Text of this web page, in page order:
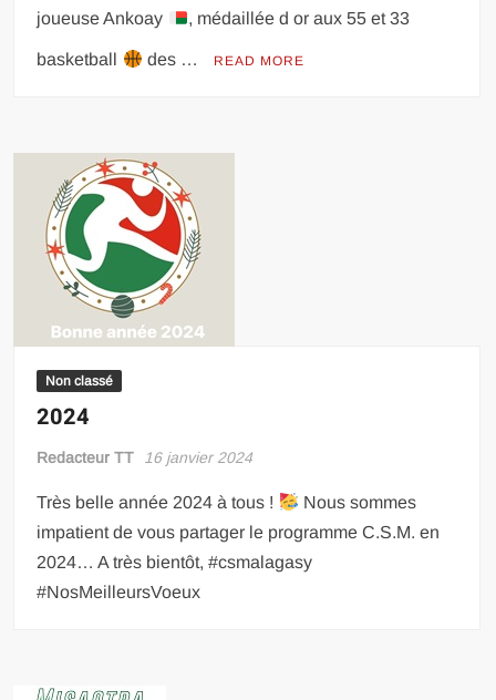
joueuse Ankoay
, médaillée d or aux 55 et 33
basketball des … READ MORE
Non classé
2024
Redacteur TT 16 janvier 2024
Très belle année 2024 à tous !
Nous sommes
impatient de vous partager le programme C.S.M. en
2024… A très bientôt, #csmalagasy
#NosMeilleursVoeux